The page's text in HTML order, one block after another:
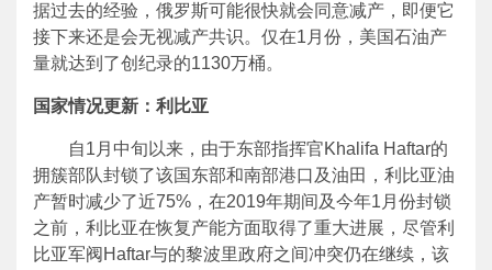
据过去的经验，俄罗斯可能很快就会同意减产，即便它
接下来还是会无视减产共识。仅在1月份，美国石油产
量就达到了创纪录的1130万桶。
国家情况更新：利比亚
自1月中旬以来，由于东部指挥官Khalifa Haftar的
拥簇部队封锁了该国东部和南部港口及油田，利比亚油
产暂时减少了近75%，在2019年期间及今年1月份封锁
之前，利比亚在恢复产能方面取得了重大进展，尽管利
比亚军阀Haftar与的黎波里政府之间冲突仍在继续，该